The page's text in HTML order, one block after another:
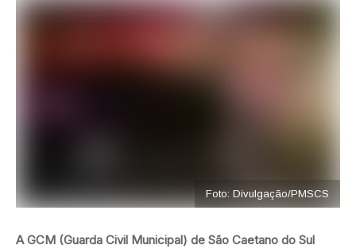
Foto: Divulgação/PMSCS
A GCM (Guarda Civil Municipal) de São Caetano do Sul